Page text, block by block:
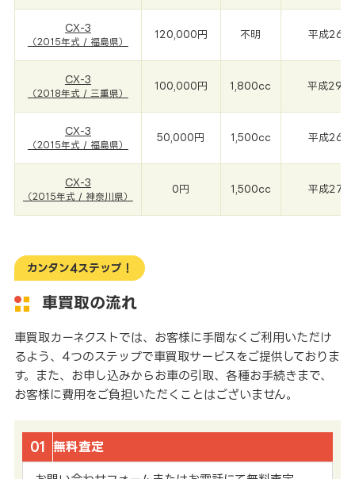
CX-3
（2015年式 / 福島県）
120,000円 不明 平成26
CX-3
（2018年式 / 三重県）
100,000円 1,800cc 平成29
CX-3
（2015年式 / 福島県）
50,000円 1,500cc 平成26
CX-3
（2015年式 / 神奈川県）
0円 1,500cc 平成27
カンタン4ステップ！
車買取の流れ
車買取カーネクストでは、お客様に手間なくご利用いただけ
るよう、4つのステップで車買取サービスをご提供しておりま
す。また、お申し込みからお車の引取、各種お手続きまで、
お客様に費用をご負担いただくことはございません。
01 無料査定